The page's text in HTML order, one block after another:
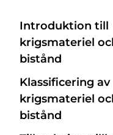
Introduktion till
krigsmateriel
bistånd
Klassificering av
krigsmateriel
bistånd